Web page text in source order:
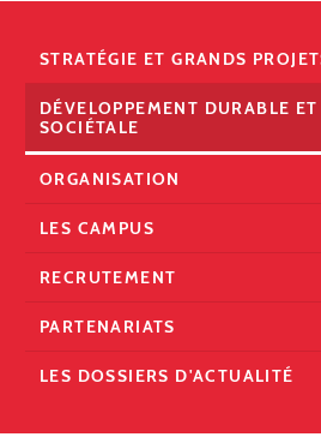
STRATÉGIE ET GRANDS
DÉVELOPPEMENT DURABLE
SOCIÉTALE
ORGANISATION
LES CAMPUS
RECRUTEMENT
PARTENARIATS
LES DOSSIERS D'ACTUALITÉ